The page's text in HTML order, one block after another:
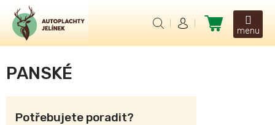
obsah
Nákupní
košík
PANSKÉ
Potřebujete poradit?